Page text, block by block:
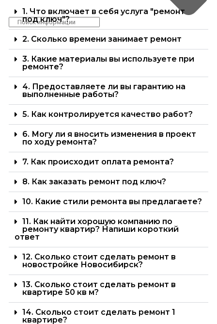
1. Что включает в себя услуга "ремонт
под ключ"?
2. Сколько времени занимает ремонт
3. Какие материалы вы используете при
ремонте?
4. Предоставляете ли вы гарантию на
выполненные работы?
5. Как контролируется качество работ?
6. Могу ли я вносить изменения в проект
по ходу ремонта?
7. Как происходит оплата ремонта?
8. Как заказать ремонт под ключ?
10. Какие стили ремонта вы предлагаете?
11. Как найти хорошую компанию по
ремонту квартир? Напиши короткий
ответ
12. Сколько стоит сделать ремонт в
новостройке Новосибирск?
13. Сколько стоит сделать ремонт в
квартире 50 кв м?
14. Сколько стоит сделать ремонт 1
квартире?